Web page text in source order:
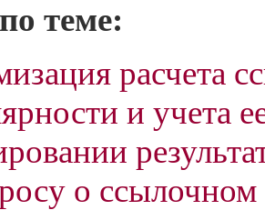
теме:
расчета
и учета
о